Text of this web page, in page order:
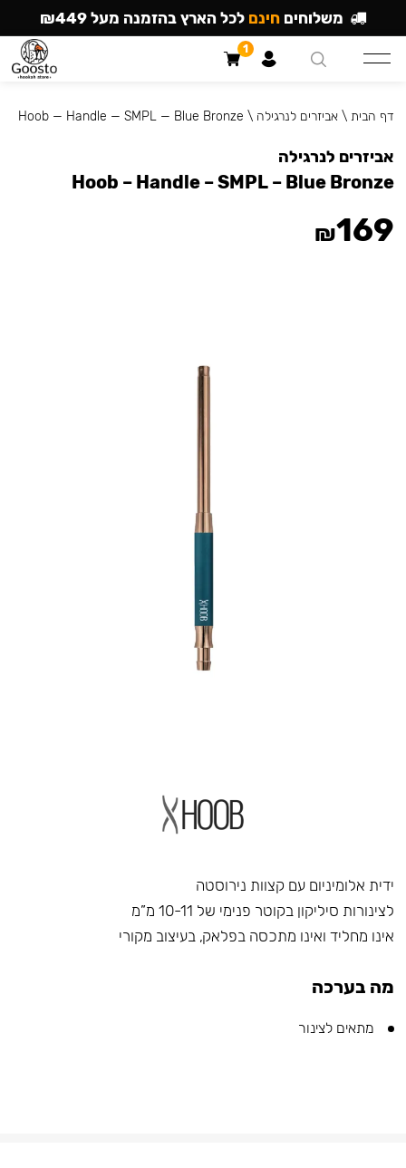
ידית אלומיניום עם קצוות נירוסטה
לצינורות סיליקון בקוטר פנימי של 10-11 מ”מ
אינו מחליד ואינו מתכסה בפלאק, בעיצוב מקורי
מה בערכה
מתאים לצינור
דף הבית \אביזרים לנרגילה \
Hoob — Handle — SMPL — Blue Bronze
אביזרים לנרגילה
Hoob – Handle – SMPL – Blue Bronze
₪169
משלוחים חינם לכל הארץ בהזמנה מעל ₪449
1